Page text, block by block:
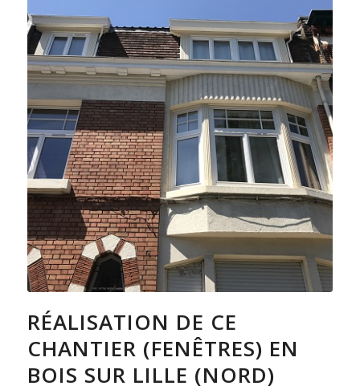
RÉALISATION DE CE
CHANTIER (FENÊTRES) EN
BOIS SUR LILLE (NORD)